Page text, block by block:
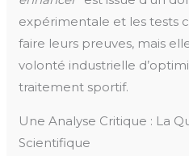
expérimentale et les tests
faire leurs preuves, mais
volonté industrielle
traitement sportif.
Une Analyse Critique : La
Scientifique